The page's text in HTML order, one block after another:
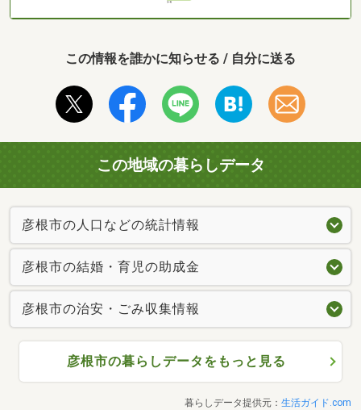
この情報を誰かに知らせる / 自分に送る
この地域の暮らしデータ
彦根市の人口などの統計情報
彦根市の結婚・育児の助成金
彦根市の治安・ごみ収集情報
彦根市の暮らしデータをもっと見る
暮らしデータ提供元： 生活ガイド.com